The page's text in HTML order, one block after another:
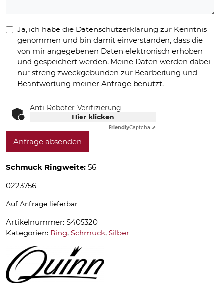
Ja, ich habe die Datenschutzerklärung zur Kenntnis
genommen und bin damit einverstanden, dass die
von mir angegebenen Daten elektronisch erhoben
und gespeichert werden. Meine Daten werden dabei
nur streng zweckgebunden zur Bearbeitung und
Beantwortung meiner Anfrage benutzt.
Anti-Roboter-Verifizierung
Hier klicken
FriendlyCaptcha ⇗
Anfrage absenden
Schmuck Ringweite: 56
0223756
Auf Anfrage lieferbar
Artikelnummer: S405320
Kategorien: Ring, Schmuck, Silber